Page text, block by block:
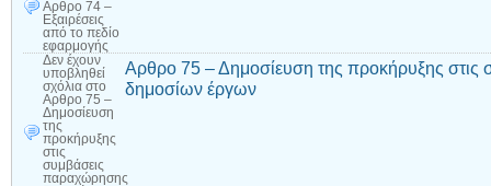
Αρθρο 74 –
Εξαιρέσεις
από το πεδίο
εφαρμογής
Δεν έχουν
υποβληθεί
σχόλια στο
Αρθρο 75 –
Δημοσίευση
της
προκήρυξης
στις
συμβάσεις
παραχώρησης
Αρθρο 75 – Δημοσίευση της προκήρυξης
δημοσίων έργων